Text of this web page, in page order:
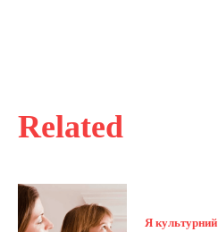
Related
Я культурний